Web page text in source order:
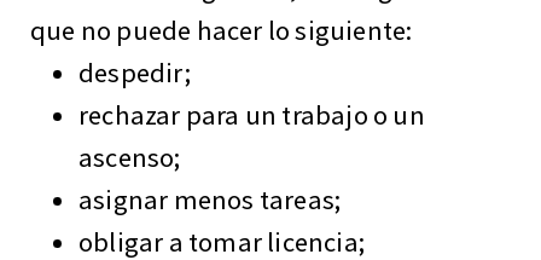
que no puede hacer lo siguiente:
despedir;
rechazar para un trabajo o un
ascenso;
asignar menos tareas;
obligar a tomar licencia;